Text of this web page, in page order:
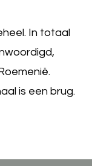
In totaal
is een brug.